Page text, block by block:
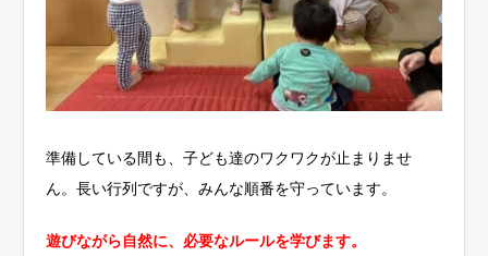
準備している間も、子ども達のワクワクが止まりませ
ん。長い行列ですが、みんな順番を守っています。
遊びながら自然に、必要なルールを学びます。